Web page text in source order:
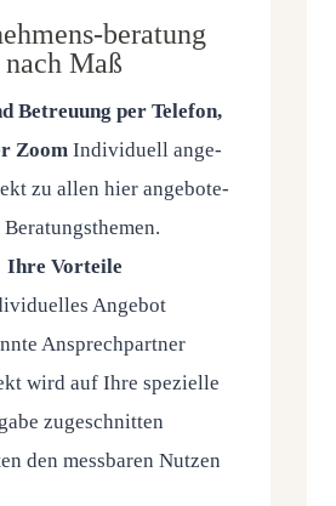
beratung
nach Maß
Betreu­ung per Tele­fon,
Zoom Indi­vi­du­ell ange­
zu allen hier ange­bo­te­
Bera­tungs­the­men.
Ihre Vor­tei­le
Ange­bot
Ansprech­part­ner
wird auf Ihre spe­zi­el­le
zuge­schnit­ten
den mess­ba­ren Nutzen